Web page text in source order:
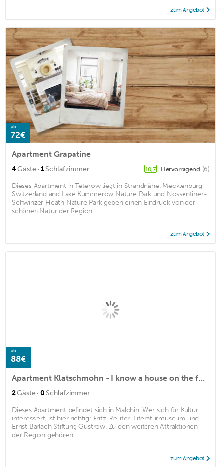
zum Angebot
ab
72€
Apartment Grapatine
4Gäste · 1Schlafzimmer 10,7 Hervorragend (6)
Dieses Apartment in Teterow liegt in Strandnähe. Mecklenburg
Switzerland and Lake Kummerow Nature Park und Nossentiner-
Schwinzer Heath Nature Park geben einen Eindruck von der
schönen Natur der Region. ...
zum Angebot
ab
88€
Apartment Klatschmohn - I know a house on the forest ...
2Gäste · 0 Schlafzimmer
Dieses Apartment befindet sich in Malchin. Wer sich für Kultur
interessiert, ist hier richtig: Fritz-Reuter-Literaturmuseum und
Ernst Barlach Stiftung Gustrow. Zu den weiteren Attraktionen
der Region gehören ...
zum Angebot